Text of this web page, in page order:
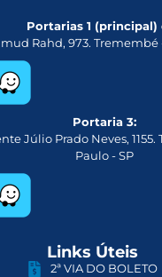
Portarias 1 (principal)
Rahd, 973. Tremembé
Portaria 3:
Júlio Prado Neves,
Paulo - SP
Links Úteis
2ª VIA DO BOLETO